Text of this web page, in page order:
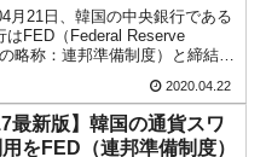
ティールが着韓！⇒ さっそく
極右勢力」のプラカードを
月21日、韓国の中央銀行である
はFED（Federal Reserve
略称：連邦準備制度）と締結し
スワップ」時に「通貨スワップ
呼んでいます）を利用して...
2020.04.22
最新版】韓国の通貨スワ
をFED（連邦準備制度）